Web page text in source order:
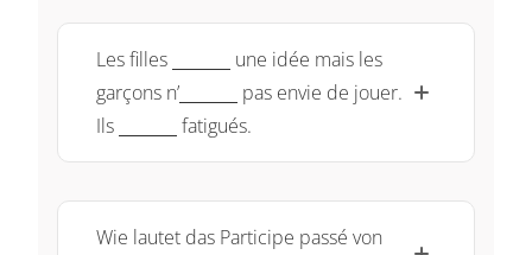
Les filles \underline{~\qquad~}
une idée mais les
garçons n’ \underline{~\qquad~}
pas envie de jouer.
Ils
\underline{~\qquad~}
fatigués.
Wie lautet das Participe passé von